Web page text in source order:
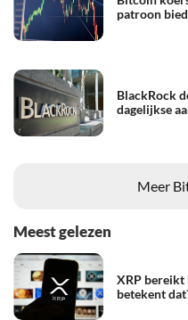
patroon
BlackRock
dagelijkse
Meer
Meest gelezen
XRP
betekent